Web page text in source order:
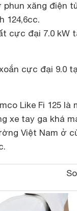
phun xăng điện
124,6cc.
cực đại 7.0 kW
cực đại 9.0
Like Fi 125 là
xe tay ga khá
Việt Nam ở